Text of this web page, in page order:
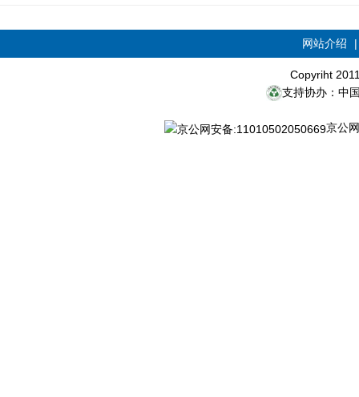
网站介绍
Copyriht
支持协办：中
京公